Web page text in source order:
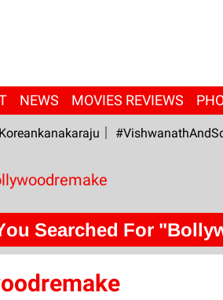
NEWS MOVIES REVIEWS
Searched For